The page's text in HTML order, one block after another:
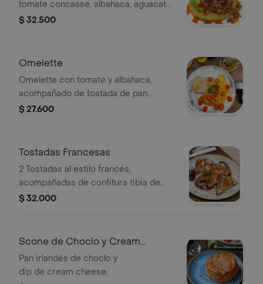
tomate concasse, albahaca, aguacate,
salsa rústica de vegetales de
$ 32.500
Omelette
Omelette con tomate y albahaca,
acompañado de tostada de pan
artesanal con semillas.
$ 27.600
Tostadas Francesas
2 Tostadas al estilo francés,
acompañadas de confitura tibia de
peras al vino tinto, miel de maple y
$ 32.000
Scone de Choclo y Cream
Cheese
Pan irlandés de choclo y
dip de cream cheese.